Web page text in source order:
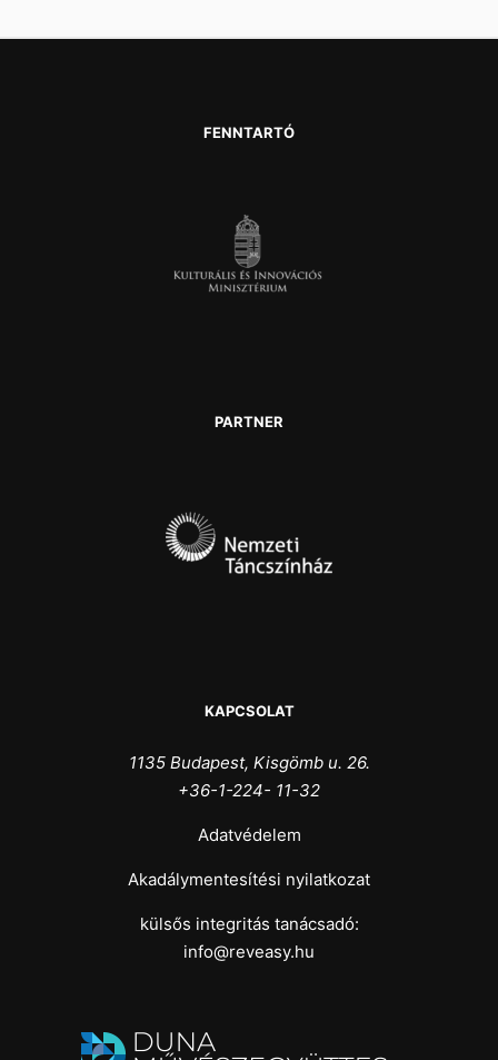
FENNTARTÓ
PARTNER
KAPCSOLAT
1135 Budapest, Kisgömb u. 26.
+36-1-224- 11-32
Adatvédelem
Akadálymentesítési nyilatkozat
külsős integritás tanácsadó:
info@reveasy.hu